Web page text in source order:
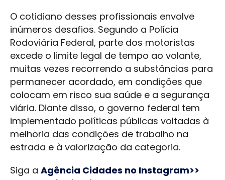
O cotidiano desses profissionais envolve
inúmeros desafios. Segundo a Polícia
Rodoviária Federal, parte dos motoristas
excede o limite legal de tempo ao volante,
muitas vezes recorrendo a substâncias para
permanecer acordado, em condições que
colocam em risco sua saúde e a segurança
viária. Diante disso, o governo federal tem
implementado políticas públicas voltadas à
melhoria das condições de trabalho na
estrada e à valorização da categoria.
Siga a Agência Cidades no Instagram>>